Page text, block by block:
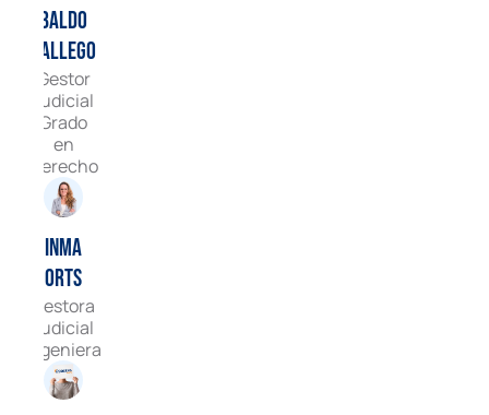
Baldo
Gallego
Gestor
Judicial
Grado
en
Derecho
Inma
Orts
Gestora
Judicial
Ingeniera